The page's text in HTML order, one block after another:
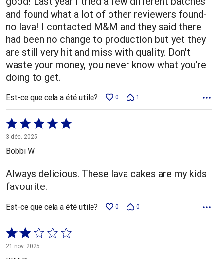
and found what a lot of other reviewers found-
no lava! I contacted M&M and they said there
had been no change to production but yet they
are still very hit and miss with quality. Don't
waste your money, you never know what you're
doing to get.
Est-ce que cela a été utile? 0 1
Coté
5 sur
5
3 déc. 2025
Bobbi W
Always delicious. These lava cakes are my kids
favourite.
Est-ce que cela a été utile? 0 0
Coté
2 sur
5
21 nov. 2025